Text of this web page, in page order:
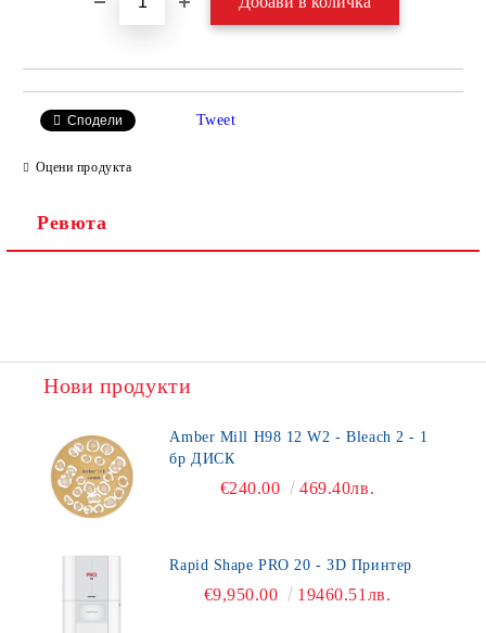
Сподели Tweet
Оцени продукта
Ревюта
Нови продукти
Amber Mill H98 12 W2 - Bleach 2 - 1
бр ДИСК
€240.00 469.40лв.
Rapid Shape PRO 20 - 3D Принтер
€9,950.00 19460.51лв.